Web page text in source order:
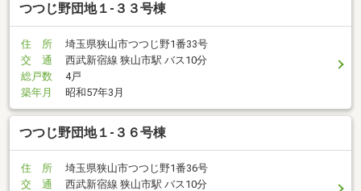
つつじ野団地１-３３号棟
住 所
埼玉県狭山市つつじ野1番33号
交 通
西武新宿線 狭山市駅 バス10分
総戸数
4戸
築年月
昭和57年3月
つつじ野団地１-３６号棟
住 所
埼玉県狭山市つつじ野1番36号
交 通
西武新宿線 狭山市駅 バス10分